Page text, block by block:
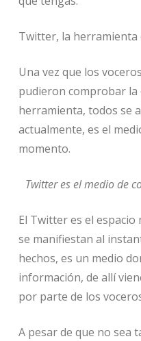
Twitter, la herramienta
Una vez que los
pudieron comprobar la
herramienta, todos se
actualmente, es el
momento.
Twitter es el medio de
El Twitter es el
se manifiestan al
hechos, es un medio
información, de allí
por parte de los
A pesar de que no sea